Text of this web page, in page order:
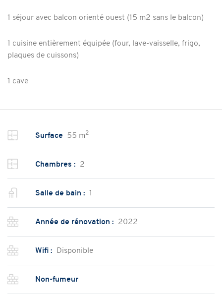
1 séjour avec balcon orienté ouest (15 m2 sans le balcon)
1 cuisine entièrement équipée (four, lave-vaisselle, frigo,
plaques de cuissons)
1 cave
Surface 55 m2
Chambres : 2
Salle de bain : 1
Année de rénovation : 2022
Wifi : Disponible
Non-fumeur